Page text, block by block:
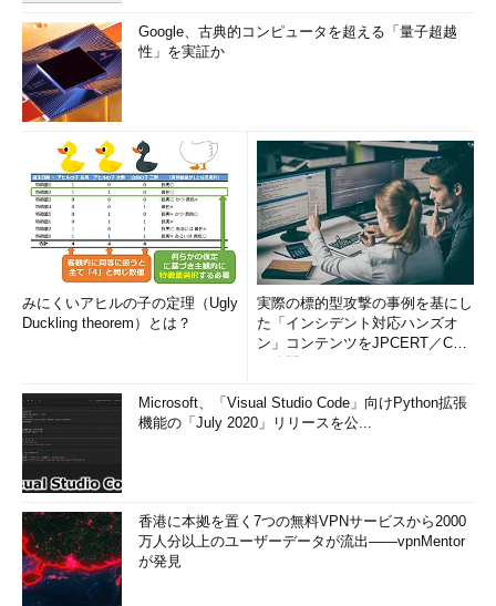
Google、古典的コンピュータを超える「量子超越
性」を実証か
みにくいアヒルの子の定理（Ugly
Duckling theorem）とは？
実際の標的型攻撃の事例を基にし
た「インシデント対応ハンズオ
ン」コンテンツをJPCERT／CC
Microsoft、「Visual Studio Code」向けPython拡張
機能の「July 2020」リリースを公...
香港に本拠を置く7つの無料VPNサービスから2000
万人分以上のユーザーデータが流出――vpnMentor
が発見